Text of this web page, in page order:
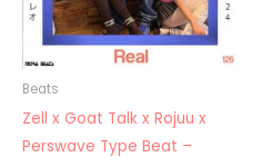
Beats
Zell x Goat Talk x Rojuu x
Perswave Type Beat –